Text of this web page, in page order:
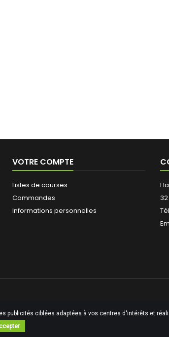
VOTRE COMPTE
Listes de courses
Commandes
Informations personnelles
publicités ciblées adaptées à vos centres d'intérêts et